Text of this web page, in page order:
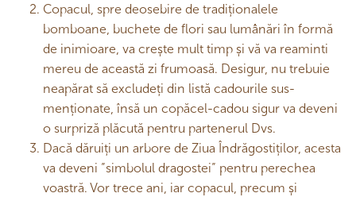
Copacul, spre deosebire de tradiționalele
bomboane, buchete de flori sau lumânări în formă
de inimioare, va crește mult timp și vă va reaminti
mereu de această zi frumoasă. Desigur, nu trebuie
neapărat să excludeți din listă cadourile sus-
menționate, însă un copăcel-cadou sigur va deveni
o surpriză plăcută pentru partenerul Dvs.
Dacă dăruiți un arbore de Ziua Îndrăgostiților, acesta
va deveni ”simbolul dragostei” pentru perechea
voastră. Vor trece ani, iar copacul, precum și